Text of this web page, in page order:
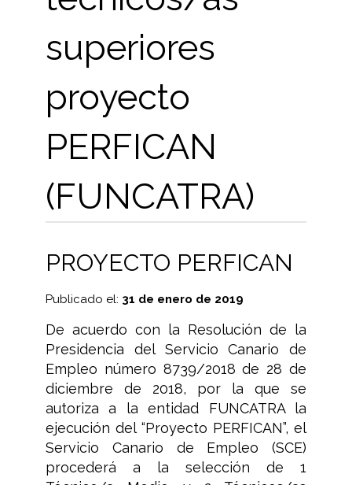
superiores
proyecto
PERFICAN
(FUNCATRA)
PROYECTO PERFICAN
Publicado el: 31 de enero de 2019
De acuerdo con la Resolución de la
Presidencia del Servicio Canario de
Empleo número 8739/2018 de 28 de
diciembre de 2018, por la que se
autoriza a la entidad FUNCATRA la
ejecución del “Proyecto PERFICAN”, el
Servicio Canario de Empleo (SCE)
procederá a la selección de 1